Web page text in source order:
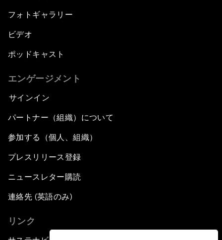
フォトギャラリー
ビデオ
ポッドキャスト
エンゲージメント
サインイン
パートナー（組織）について
参加する（個人、組織）
プレスリリース登録
ニュースレター購読
連絡先 (英語のみ)
リンク